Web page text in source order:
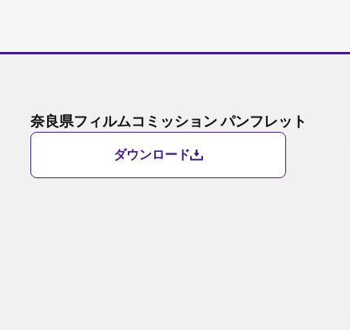
奈良県フィルムコミッション パンフレット
ダウンロード